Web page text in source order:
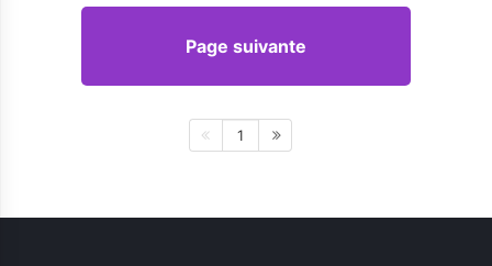
Page suivante
1